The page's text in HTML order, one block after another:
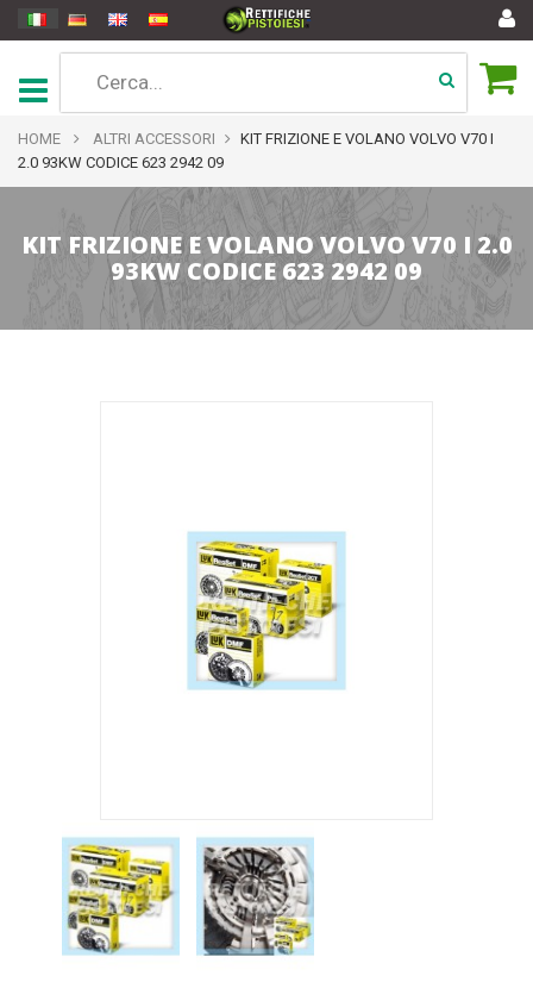
HOME ALTRI ACCESSORI
KIT FRIZIONE E VOLANO VOLVO V70 I
2.0 93KW CODICE 623 2942 09
KIT FRIZIONE E VOLANO VOLVO V70 I 2.0
93KW CODICE 623 2942 09